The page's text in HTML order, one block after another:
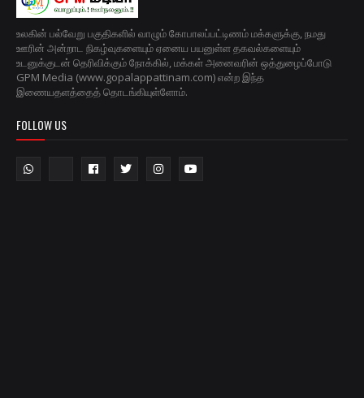
உலகின் பல்வேறு பகுதிகளில் வாழும் கோபாலப்பட்டிணம் மக்களுக்கு, நமது
ஊரின் அன்றாட நிகழ்வுகளையும் ஏனைய பயனுள்ள தகவல்களையும்
உடனுக்குடன் தெரிவிக்கும் நோக்கில், மக்கள் அனைவரின் ஒத்துழைப்போடு
GPM Media (www.gopalappattinam.com) என்ற இந்த
இணையதளத்தைத் தொடங்கியுள்ளோம்.
FOLLOW US